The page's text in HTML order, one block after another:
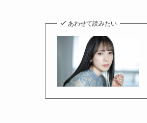
あわせて読みたい